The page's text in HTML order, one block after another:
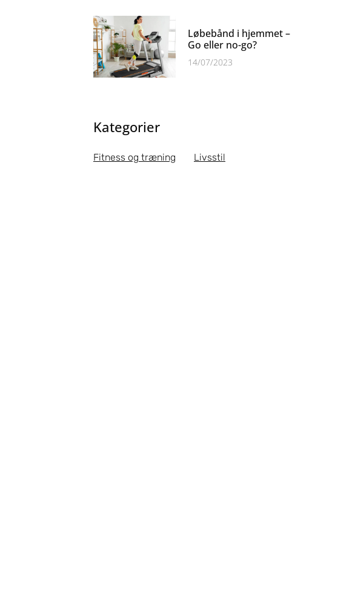
Løbebånd i hjemmet –
Go eller no-go?
14/07/2023
Kategorier
Fitness og træning Livsstil